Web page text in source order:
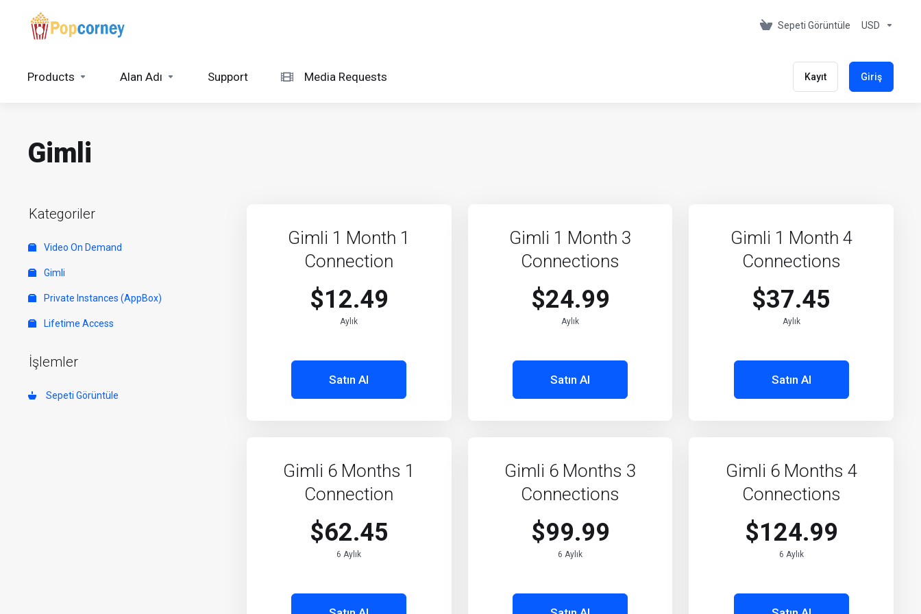
Sepeti Görüntüle USD
Products Alan Adı Support Media Requests Kayıt Giriş
Gimli
Kategoriler
Video On Demand
Gimli
Private Instances (AppBox)
Lifetime Access
İşlemler
Sepeti Görüntüle
Gimli 1 Month 1
Connection
$12.49
Aylık
Satın Al
Gimli 1 Month 3
Connections
$24.99
Aylık
Satın Al
Gimli 1 Month 4
Connections
$37.45
Aylık
Satın Al
Gimli 6 Months 1
Connection
$62.45
6 Aylık
Gimli 6 Months 3
Connections
$99.99
6 Aylık
Gimli 6 Months 4
Connections
$124.99
6 Aylık